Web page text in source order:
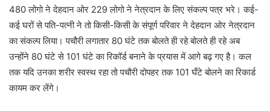
480 लोगो ने देहदान ओर 229 लोगो ने नेत्रदान के लिए संकल्प पत्र भरे। कई-
कई घरों से पति-पत्नी ने तो किसी-किसी के संपूर्ण परिवार ने देहदान ओर नेत्रदान
का संकल्प लिया। पचौरी लगातार 80 घंटे तक बोलते ही रहे बोलते ही रहे अब
उन्होंने 80 घंटे से 101 घंटे का रिकॉर्ड बनाने के प्रयास में आगे बढ़ गए है। कल
तक यदि उनका शरीर स्वस्थ रहा तो पचौरी दोपहर तक 101 घँटे बोलने का रिकार्ड
कायम कर लेंगे।